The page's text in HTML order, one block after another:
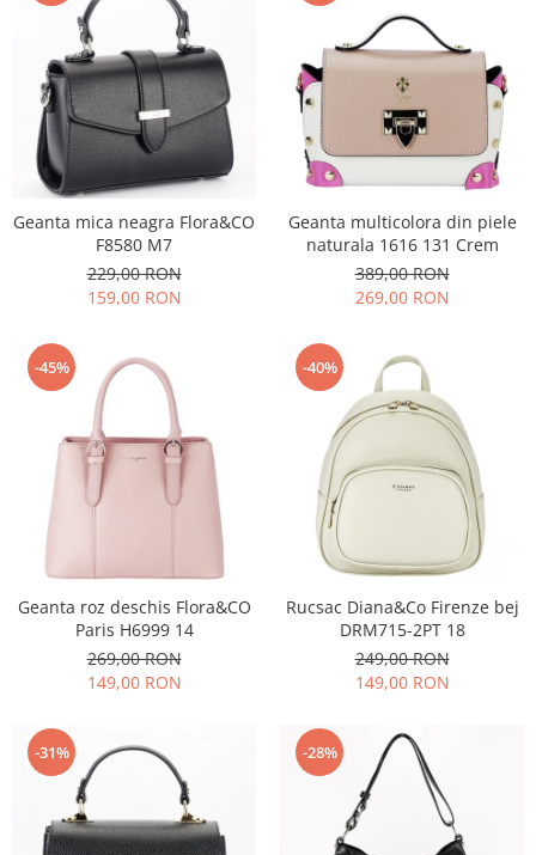
Geanta mica neagra Flora&CO
F8580 M7
229,00 RON
159,00 RON
Geanta multicolora din piele
naturala 1616 131 Crem
389,00 RON
269,00 RON
-45%
Geanta roz deschis Flora&CO
Paris H6999 14
269,00 RON
149,00 RON
-40%
Rucsac Diana&Co Firenze bej
DRM715-2PT 18
249,00 RON
149,00 RON
-31% -28%